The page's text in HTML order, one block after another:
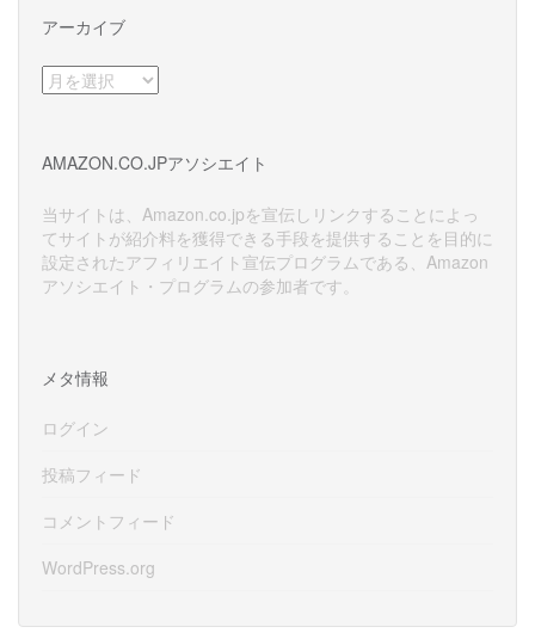
アーカイブ
ア
ー
ブ
AMAZON.CO.JPアソシエイト
当サイトは、Amazon.co.jpを宣伝しリンクすることによっ
てサイトが紹介料を獲得できる手段を提供することを目的に
設定されたアフィリエイト宣伝プログラムである、Amazon
アソシエイト・プログラムの参加者です。
メタ情報
ログイン
投稿フィード
コメントフィード
WordPress.org